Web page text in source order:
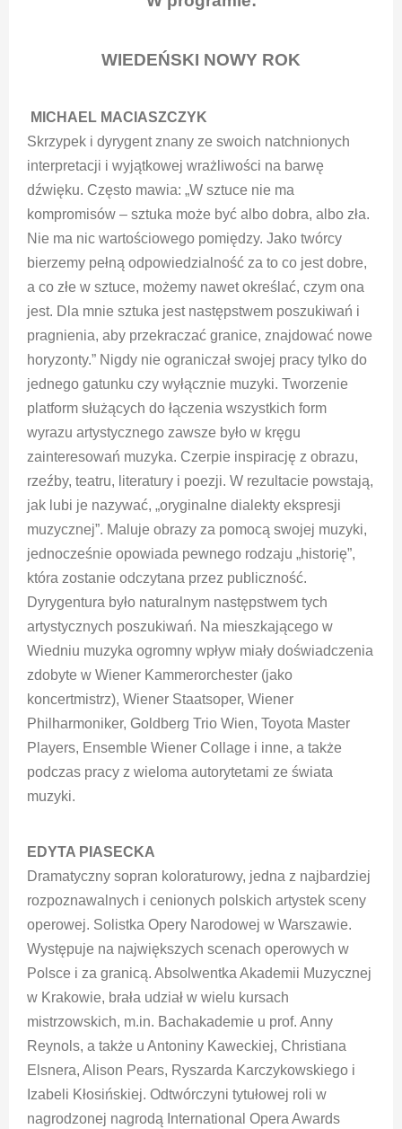
WIEDEŃSKI NOWY ROK
MICHAEL MACIASZCZYK
Skrzypek i dyrygent znany ze swoich natchnionych
interpretacji i wyjątkowej wrażliwości na barwę
dźwięku. Często mawia: „W sztuce nie ma
kompromisów – sztuka może być albo dobra, albo zła.
Nie ma nic wartościowego pomiędzy. Jako twórcy
bierzemy pełną odpowiedzialność za to co jest dobre,
a co złe w sztuce, możemy nawet określać, czym ona
jest. Dla mnie sztuka jest następstwem poszukiwań i
pragnienia, aby przekraczać granice, znajdować nowe
horyzonty.” Nigdy nie ograniczał swojej pracy tylko do
jednego gatunku czy wyłącznie muzyki. Tworzenie
platform służących do łączenia wszystkich form
wyrazu artystycznego zawsze było w kręgu
zainteresowań muzyka. Czerpie inspirację z obrazu,
rzeźby, teatru, literatury i poezji. W rezultacie powstają,
jak lubi je nazywać, „oryginalne dialekty ekspresji
muzycznej”. Maluje obrazy za pomocą swojej muzyki,
jednocześnie opowiada pewnego rodzaju „historię”,
która zostanie odczytana przez publiczność.
Dyrygentura było naturalnym następstwem tych
artystycznych poszukiwań. Na mieszkającego w
Wiedniu muzyka ogromny wpływ miały doświadczenia
zdobyte w Wiener Kammerorchester (jako
koncertmistrz), Wiener Staatsoper, Wiener
Philharmoniker, Goldberg Trio Wien, Toyota Master
Players, Ensemble Wiener Collage i inne, a także
podczas pracy z wieloma autorytetami ze świata
muzyki.
EDYTA PIASECKA
Dramatyczny sopran koloraturowy, jedna z najbardziej
rozpoznawalnych i cenionych polskich artystek sceny
operowej. Solistka Opery Narodowej w Warszawie.
Występuje na największych scenach operowych w
Polsce i za granicą. Absolwentka Akademii Muzycznej
w Krakowie, brała udział w wielu kursach
mistrzowskich, m.in. Bachakademie u prof. Anny
Reynols, a także u Antoniny Kaweckiej, Christiana
Elsnera, Alison Pears, Ryszarda Karczykowskiego i
Izabeli Kłosińskiej. Odtwórczyni tytułowej roli w
nagrodzonej nagrodą International Opera Awards